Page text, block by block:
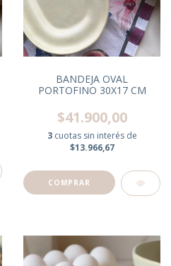
BANDEJA OVAL
PORTOFINO 30X17 CM
$41.900,00
3 cuotas sin interés de
$13.966,67